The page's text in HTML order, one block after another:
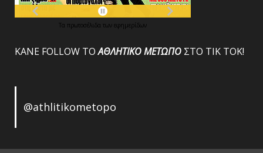
Τα πρωτοσέλιδα των εφημερίδων
ΚΑΝΕ FOLLOW ΤΟΑΘΛΗΤΙΚΟΜΕΤΩΠΟ ΣΤΟ ΤΙΚ ΤΟΚ!
@athlitikometopo